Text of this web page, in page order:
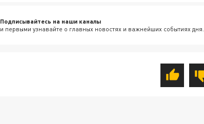
Подписывайтесь на наши каналы
и первыми узнавайте о главных новостях и важнейших событиях дня.